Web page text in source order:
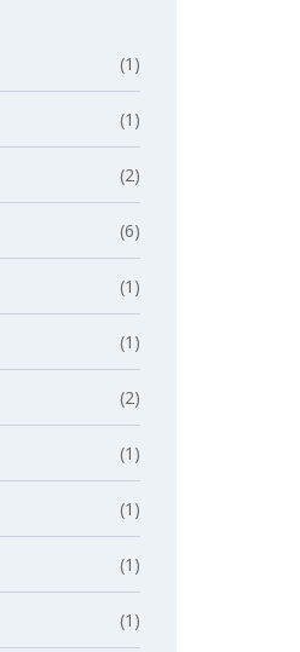
(1)
(1)
(2)
(6)
(1)
(1)
(2)
(1)
(1)
(1)
(1)